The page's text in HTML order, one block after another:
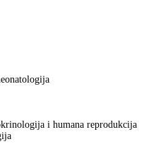
i humana reprodukcija